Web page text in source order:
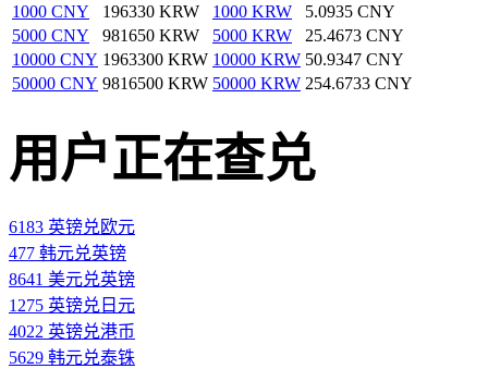
1000 CNY
196330 KRW 1000 KRW
5.0935 CNY
5000 CNY
981650 KRW 5000 KRW
25.4673 CNY
10000 CNY 1963300 KRW 10000 KRW 50.9347 CNY
50000 CNY 9816500 KRW 50000 KRW 254.6733 CNY
用户正在查兑
6183 英镑兑欧元
477 韩元兑英镑
8641 美元兑英镑
1275 英镑兑日元
4022 英镑兑港币
5629 韩元兑泰铢